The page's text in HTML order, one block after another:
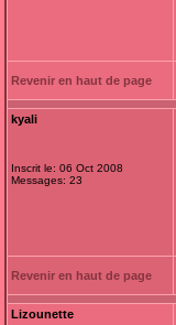
Revenir en haut de page
kyali
Inscrit le: 06 Oct 2008
Messages: 23
Revenir en haut de page
Lizounette